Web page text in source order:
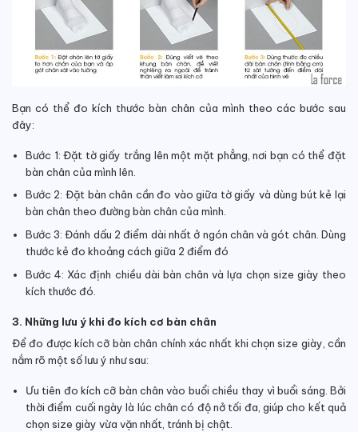
Bạn có thể đo kích thước bàn chân của mình theo các bước sau
đây:
Bước 1: Đặt tờ giấy trắng lên một mặt phẳng, nơi bạn có thể đặt
bàn chân của mình lên.
Bước 2: Đặt bàn chân cần đo vào giữa tờ giấy và dùng bút kẻ lại
bàn chân theo đường bàn chân của mình.
Bước 3: Đánh dấu 2 điểm dài nhất ở ngón chân và gót chân. Dùng
thước kẻ đo khoảng cách giữa 2 điểm đó
Bước 4: Xác định chiều dài bàn chân và lựa chọn size giày theo
kích thước đó.
3. Những lưu ý khi đo kích cơ bàn chân
Để đo được kích cỡ bàn chân chính xác nhất khi chọn size giày, cần
nắm rõ một số lưu ý như sau:
Ưu tiên đo kích cỡ bàn chân vào buổi chiều thay vì buổi sáng. Bởi
thời điểm cuối ngày là lúc chân có độ nở tối đa, giúp cho kết quả
chọn size giày vừa vặn nhất, tránh bị chật.